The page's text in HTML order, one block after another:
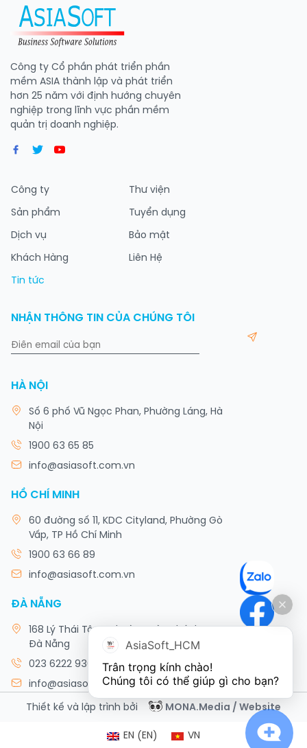
Công ty Cổ phần phát triển phần
mềm ASIA thành lập và phát triển
hơn 25 năm với định hướng chuyên
nghiệp trong lĩnh vực phần mềm
quản trị doanh nghiệp.
Công ty
Sản phẩm
Dịch vụ
Khách Hàng
Tin tức
Thư viện
Tuyển dụng
Bảo mật
Liên Hệ
NHẬN THÔNG TIN CỦA CHÚNG TÔI
HÀ NỘI
Số 6 phố Vũ Ngọc Phan, Phường Láng, Hà
Nội
1900 63 65 85
info@asiasoft.com.vn
HỒ CHÍ MINH
60 đường số 11, KDC Cityland, Phường Gò
Vấp, TP Hồ Chí Minh
1900 63 66 89
info@asiasoft.com.vn
ĐÀ NẴNG
168 Lý Thái Tông, Phường Hòa Khánh, TP
Đà Nẵng
023 6222 9308
info@asiasoft.com.vn
Thiết kế và lập trình bởi MONA.Media / Website
EN ( EN ) VN
AsiaSoft_HCM
Trân trọng kính chào!
Chúng tôi có thể giúp gì cho bạn?